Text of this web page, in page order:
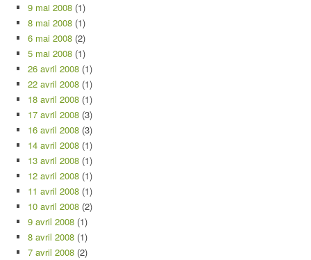
9 mai 2008 (1)
8 mai 2008 (1)
6 mai 2008 (2)
5 mai 2008 (1)
26 avril 2008 (1)
22 avril 2008 (1)
18 avril 2008 (1)
17 avril 2008 (3)
16 avril 2008 (3)
14 avril 2008 (1)
13 avril 2008 (1)
12 avril 2008 (1)
11 avril 2008 (1)
10 avril 2008 (2)
9 avril 2008 (1)
8 avril 2008 (1)
7 avril 2008 (2)